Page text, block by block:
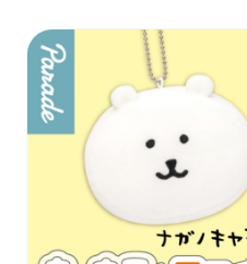
PRIZE 公式 X
PRIZE 公式
CAPSULE